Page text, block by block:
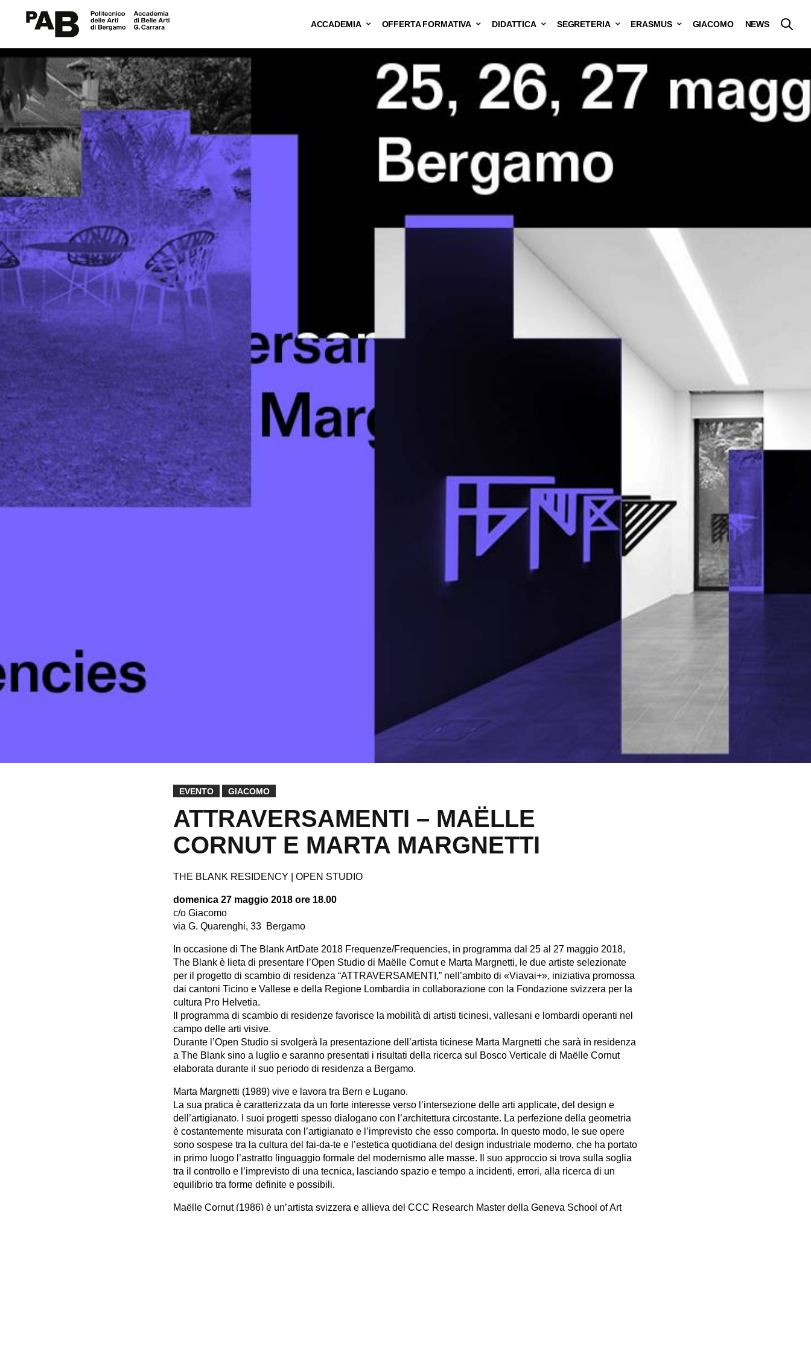
ACCADEMIA OFFERTA FORMATIVA DIDATTICA SEGRETERIA ERASMUS GIACOMO NEWS
EVENTO GIACOMO
ATTRAVERSAMENTI – MAËLLE
CORNUT E MARTA MARGNETTI
THE BLANK RESIDENCY | OPEN STUDIO
domenica 27 maggio 2018 ore 18.00
c/o Giacomo
via G. Quarenghi, 33 Bergamo
In occasione di The Blank ArtDate 2018 Frequenze/Frequencies, in programma dal 25 al 27 maggio 2018,
The Blank è lieta di presentare l’Open Studio di Maëlle Cornut e Marta Margnetti, le due artiste selezionate
per il progetto di scambio di residenza “ATTRAVERSAMENTI,” nell’ambito di «Viavai+», iniziativa promossa
dai cantoni Ticino e Vallese e della Regione Lombardia in collaborazione con la Fondazione svizzera per la
cultura Pro Helvetia.
Il programma di scambio di residenze favorisce la mobilità di artisti ticinesi, vallesani e lombardi operanti nel
campo delle arti visive.
Durante l’Open Studio si svolgerà la presentazione dell’artista ticinese Marta Margnetti che sarà in residenza
a The Blank sino a luglio e saranno presentati i risultati della ricerca sul Bosco Verticale di Maëlle Cornut
elaborata durante il suo periodo di residenza a Bergamo.
Marta Margnetti (1989) vive e lavora tra Bern e Lugano.
La sua pratica è caratterizzata da un forte interesse verso l’intersezione delle arti applicate, del design e
dell’artigianato. I suoi progetti spesso dialogano con l’architettura circostante. La perfezione della geometria
è costantemente misurata con l’artigianato e l’imprevisto che esso comporta. In questo modo, le sue opere
sono sospese tra la cultura del fai-da-te e l’estetica quotidiana del design industriale moderno, che ha portato
in primo luogo l’astratto linguaggio formale del modernismo alle masse. Il suo approccio si trova sulla soglia
tra il controllo e l’imprevisto di una tecnica, lasciando spazio e tempo a incidenti, errori, alla ricerca di un
equilibrio tra forme definite e possibili.
Maëlle Cornut (1986) è un’artista svizzera e allieva del CCC Research Master della Geneva School of Art